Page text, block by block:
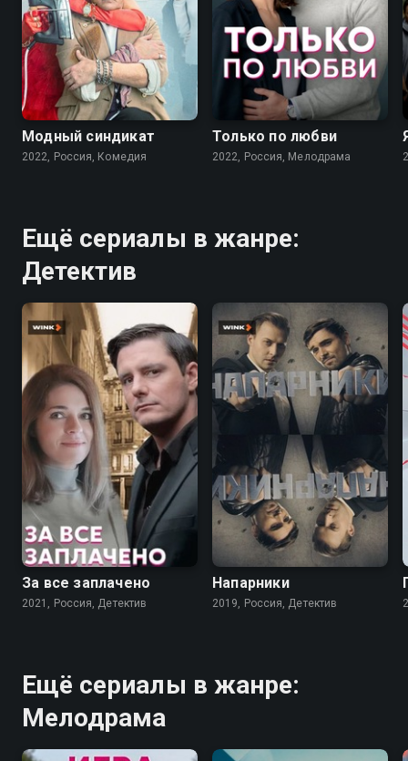
7.6
Модный синдикат
2022, Россия, Комедия
Только по любви
2022, Россия, Мелодрама
Ещё сериалы в жанре:
Детектив
7.0
За все заплачено
2021, Россия, Детектив
5.8
Напарники
2019, Россия, Детектив
Ещё сериалы в жанре:
Мелодрама